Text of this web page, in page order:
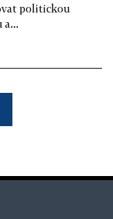
politickou
a...